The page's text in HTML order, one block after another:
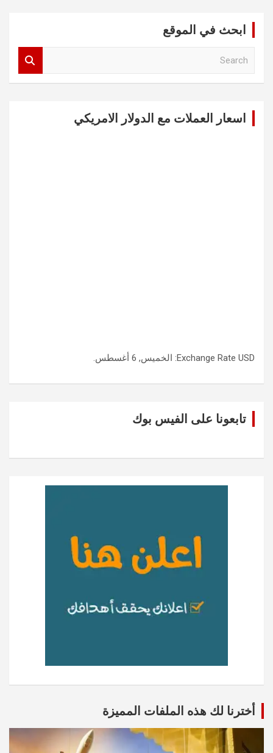
ابحث في الموقع
اسعار العملات مع الدولار الامريكي
Exchange Rate USD : الخميس, 6 أغسطس.
تابعونا على الفيس بوك
أخترنا لك هذه الملفات المميزة